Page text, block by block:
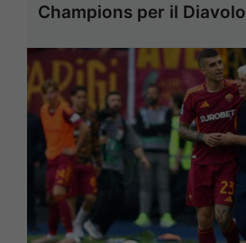
Champions per il Diavolo